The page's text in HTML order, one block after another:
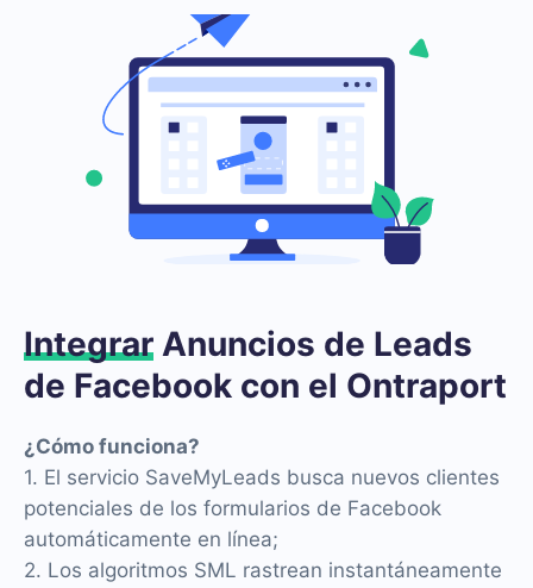
Integrar Anuncios de Leads
de Facebook con el Ontraport
¿Cómo funciona?
1. El servicio SaveMyLeads busca nuevos clientes
potenciales de los formularios de Facebook
automáticamente en línea;
2. Los algoritmos SML rastrean instantáneamente